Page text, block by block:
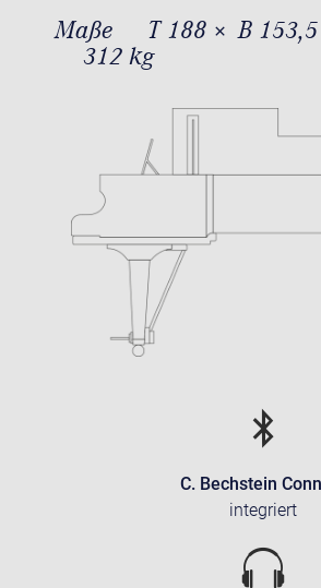
Maße T 188 × B 153,5
312 kg
C. Bechstein
integriert